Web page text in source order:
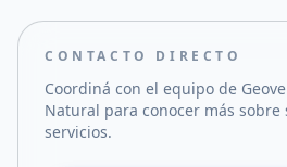
CONTACTO DIRECTO
Coordiná con el equipo de
Natural para conocer más
servicios.